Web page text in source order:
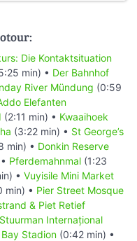
Die Kontaktsituation
min) • Der Bahnhof
River Mündung (0:59
Elefanten
(2:11 min) • Kwaaihoek
(3:22 min) • St George’s
min) • Donkin Reserve
Pferdemahnmal (1:23
• Vuyisile Mini Market
min) • Pier Street Mosque
& Piet Retief
Internațional
Stadion (0:42 min) •